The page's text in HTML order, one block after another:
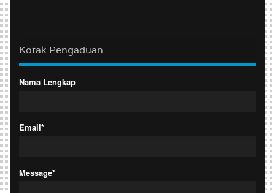
Kotak Pengaduan
Nama Lengkap
Email*
Message*